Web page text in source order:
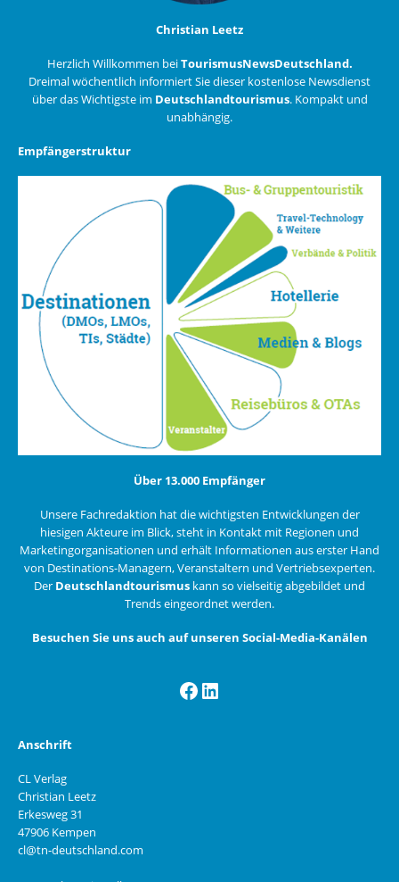
Christian Leetz
Herzlich Willkommen beiTourismusNewsDeutschland.
Dreimal wöchentlich informiert Sie dieser kostenlose Newsdienst
über das Wichtigste im Deutschlandtourismus. Kompakt und
unabhängig.
Empfängerstruktur
Über 13.000 Empfänger
Unsere Fachredaktion hat die wichtigsten Entwicklungen der
hiesigen Akteure im Blick, steht in Kontakt mit Regionen und
Marketingorganisationen und erhält Informationen aus erster Hand
von Destinations-Managern, Veranstaltern und Vertriebsexperten.
Der Deutschlandtourismus kann so vielseitig abgebildet und
Trends eingeordnet werden.
Besuchen Sie uns auch auf unseren Social-Media-Kanälen
Facebook
LinkedIn
Anschrift
CL Verlag
Christian Leetz
Erkesweg 31
47906 Kempen
cl@tn-deutschland.com